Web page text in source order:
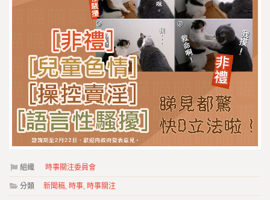
組織 時事關注委員會
分類 新聞稿 時事 時事關注